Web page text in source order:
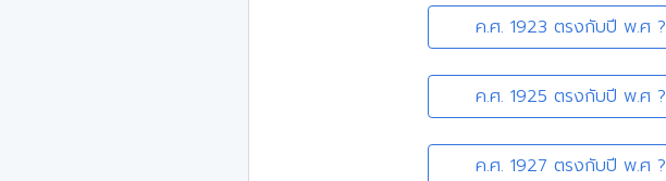
ค.ศ. 1923 ตรงกับปี พ.ศ ?
ค.ศ. 1925 ตรงกับปี พ.ศ ?
ค.ศ. 1927 ตรงกับปี พ.ศ ?